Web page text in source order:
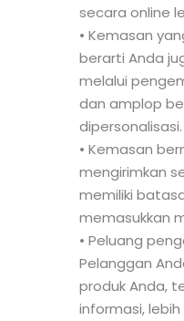
secara online
• Kemasan
berarti Anda
melalui
dan amplop
dipersonalisasi.
• Kemasan
mengirimkan
memiliki
memasukkan
• Peluang
Pelanggan
produk Anda,
informasi,